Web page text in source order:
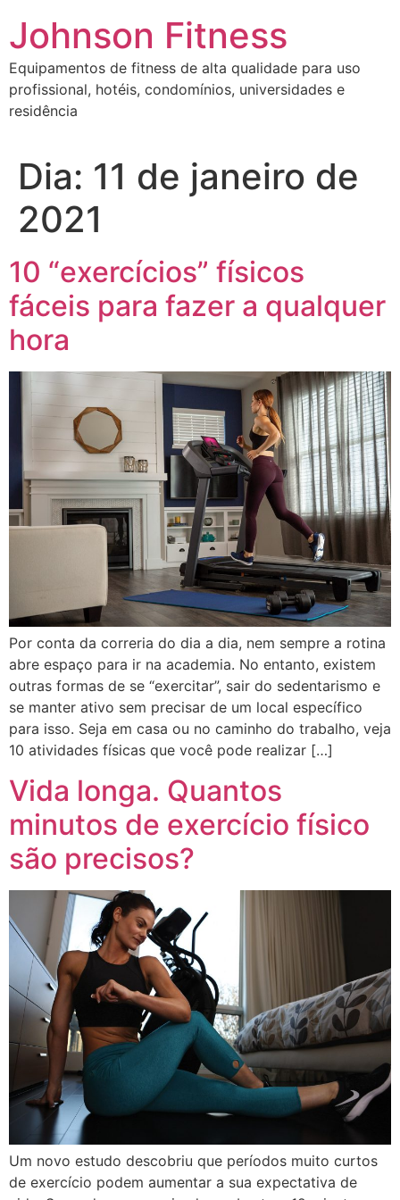
Johnson Fitness
Equipamentos de fitness de alta qualidade para uso
profissional, hotéis, condomínios, universidades e
residência
Dia: 11 de janeiro de
2021
10 “exercícios” físicos
fáceis para fazer a qualquer
hora
Por conta da correria do dia a dia, nem sempre a rotina
abre espaço para ir na academia. No entanto, existem
outras formas de se “exercitar”, sair do sedentarismo e
se manter ativo sem precisar de um local específico
para isso. Seja em casa ou no caminho do trabalho, veja
10 atividades físicas que você pode realizar […]
Vida longa. Quantos
minutos de exercício físico
são precisos?
Um novo estudo descobriu que períodos muito curtos
de exercício podem aumentar a sua expectativa de